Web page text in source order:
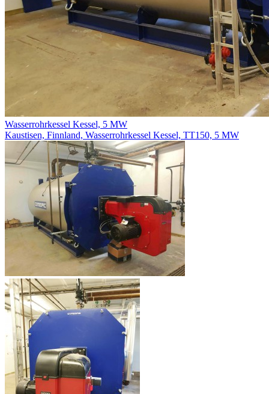
Wasserrohrkessel Kessel, 5 MW
Kaustisen, Finnland, Wasserrohrkessel Kessel, TT150, 5 MW